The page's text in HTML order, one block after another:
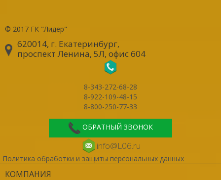
© 2017 ГК "Лидер"
620014, г. Екатеринбург,
проспект Ленина, 5Л, офис 604
8-343-272-68-28
8-922-109-48-15
8-800-250-77-33
ОБРАТНЫЙ ЗВОНОК
info@L06.ru
Политика обработки и защиты персональных данных
КОМПАНИЯ